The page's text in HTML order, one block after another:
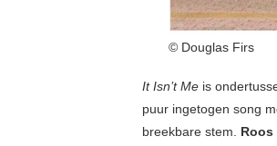
© Douglas Firs
It Isn’t Me is
puur ingetogen song
breekbare stem. Roos